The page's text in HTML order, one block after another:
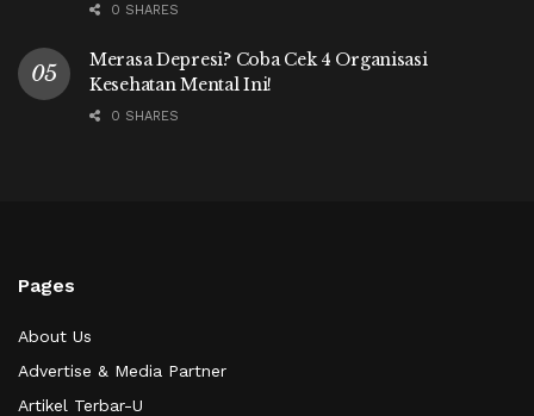
0 SHARES
Merasa Depresi? Coba Cek 4 Organisasi
Kesehatan Mental Ini!
0 SHARES
Pages
About Us
Advertise & Media Partner
Artikel Terbar-U